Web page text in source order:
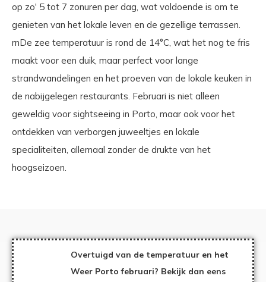
op zo' 5 tot 7 zonuren per dag, wat voldoende is om te
genieten van het lokale leven en de gezellige terrassen.
rnDe zee temperatuur is rond de 14°C, wat het nog te fris
maakt voor een duik, maar perfect voor lange
strandwandelingen en het proeven van de lokale keuken in
de nabijgelegen restaurants. Februari is niet alleen
geweldig voor sightseeing in Porto, maar ook voor het
ontdekken van verborgen juweeltjes en lokale
specialiteiten, allemaal zonder de drukte van het
hoogseizoen.
Overtuigd van de temperatuur en het
Weer Porto februari? Bekijk dan eens